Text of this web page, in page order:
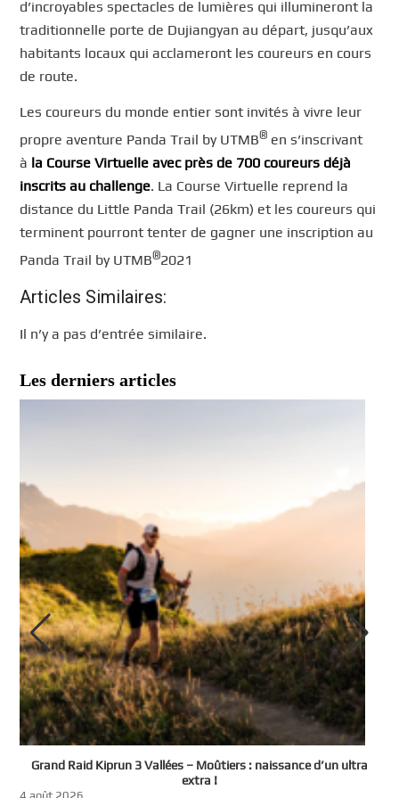
d’incroyables spectacles de lumières qui illumineront la
traditionnelle porte de Dujiangyan au départ, jusqu’aux
habitants locaux qui acclameront les coureurs en cours
de route.
Les coureurs du monde entier sont invités à vivre leur
propre aventure Panda Trail by UTMB® en s’inscrivant
à la Course Virtuelle avec près de 700 coureurs déjà
inscrits au challenge. La Course Virtuelle reprend la
distance du Little Panda Trail (26km) et les coureurs qui
terminent pourront tenter de gagner une inscription au
Panda Trail by UTMB®2021
Articles Similaires:
Il n’y a pas d’entrée similaire.
Les derniers articles
Grand Raid Kiprun 3 Vallées – Moûtiers : naissance d’un ultra
extra !